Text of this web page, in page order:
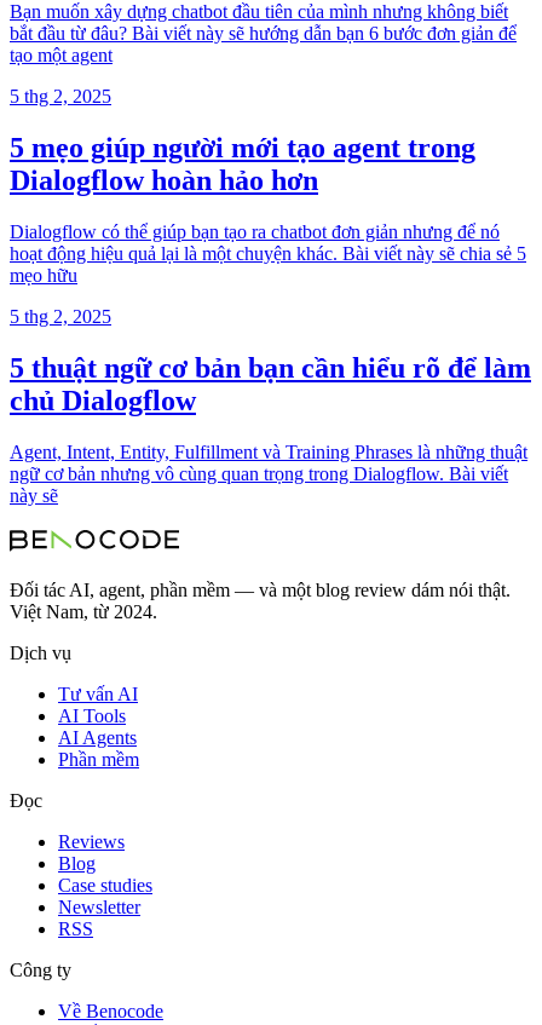
Bạn muốn xây dựng chatbot đầu tiên của mình nhưng không biết
bắt đầu từ đâu? Bài viết này sẽ hướng dẫn bạn 6 bước đơn giản để
tạo một agent
5 thg 2, 2025
5 mẹo giúp người mới tạo agent trong
Dialogflow hoàn hảo hơn
Dialogflow có thể giúp bạn tạo ra chatbot đơn giản nhưng để nó
hoạt động hiệu quả lại là một chuyện khác. Bài viết này sẽ chia sẻ 5
mẹo hữu
5 thg 2, 2025
5 thuật ngữ cơ bản bạn cần hiểu rõ để làm
chủ Dialogflow
Agent, Intent, Entity, Fulfillment và Training Phrases là những thuật
ngữ cơ bản nhưng vô cùng quan trọng trong Dialogflow. Bài viết
này sẽ
Đối tác AI, agent, phần mềm — và một blog review dám nói thật.
Việt Nam, từ 2024.
Dịch vụ
Tư vấn AI
AI Tools
AI Agents
Phần mềm
Đọc
Reviews
Blog
Case studies
Newsletter
RSS
Công ty
Về Benocode